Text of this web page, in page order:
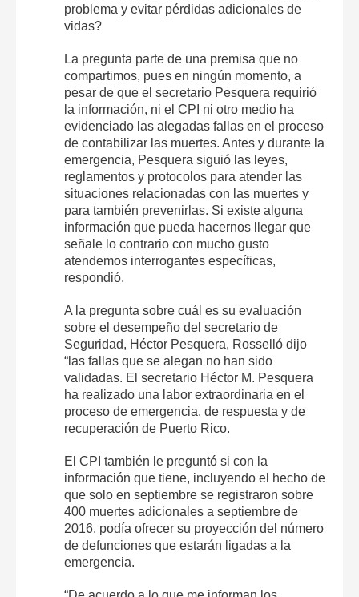
problema y evitar pérdidas adicionales de
vidas?
La pregunta parte de una premisa que no
compartimos, pues en ningún momento, a
pesar de que el secretario Pesquera requirió
la información, ni el CPI ni otro medio ha
evidenciado las alegadas fallas en el proceso
de contabilizar las muertes. Antes y durante la
emergencia, Pesquera siguió las leyes,
reglamentos y protocolos para atender las
situaciones relacionadas con las muertes y
para también prevenirlas. Si existe alguna
información que pueda hacernos llegar que
señale lo contrario con mucho gusto
atendemos interrogantes específicas,
respondió.
A la pregunta sobre cuál es su evaluación
sobre el desempeño del secretario de
Seguridad, Héctor Pesquera, Rosselló dijo
“las fallas que se alegan no han sido
validadas. El secretario Héctor M. Pesquera
ha realizado una labor extraordinaria en el
proceso de emergencia, de respuesta y de
recuperación de Puerto Rico.
El CPI también le preguntó si con la
información que tiene, incluyendo el hecho de
que solo en septiembre se registraron sobre
400 muertes adicionales a septiembre de
2016, podía ofrecer su proyección del número
de defunciones que estarán ligadas a la
emergencia.